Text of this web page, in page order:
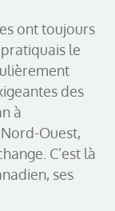
ont toujours
le
des
à
Ouest,
C’est là
ses